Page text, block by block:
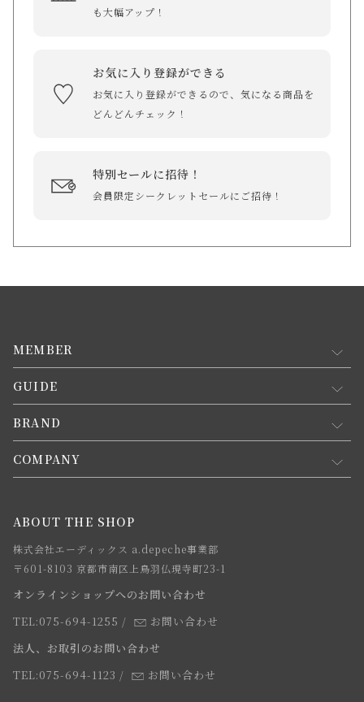
も大幅アップ！
お気に入り登録ができる
お気に入り登録ができるので、気になる商品を
どんどんチェック！
特別セールに招待！
会員限定シークレットセールにご招待！
MEMBER
マイページ
新規会員登録
会員規約について
GUIDE
お買い物ガイド
会員登録について
お支払方法について
お届けについて
よくあるご質問
BRAND
コンセプト
webカタログ
COMPANY
店舗一覧
求人情報
法人のお客様
スタッフ
ABOUT THE SHOP
株式会社エーディックス a.depeche事業部
〒601-8103 京都市南区上鳥羽仏現寺町23-1
オンラインショップへのお問い合わせ
TEL:075-694-1255 /
お問い合わせ
法人、お取引のお問い合わせ
TEL:075-694-1123 / お問い合わせ